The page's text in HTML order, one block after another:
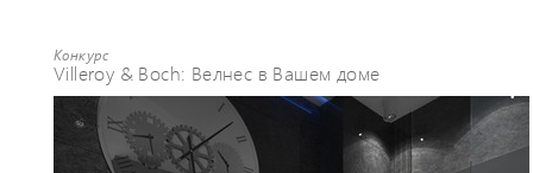
Конкурс
Villeroy & Boch: Велнес в Вашем доме